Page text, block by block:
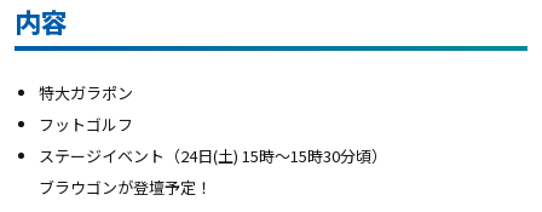
内容
特大ガラポン
フットゴルフ
ステージイベント（24日(土) 15時～15時30分頃）
ブラウゴンが登壇予定！